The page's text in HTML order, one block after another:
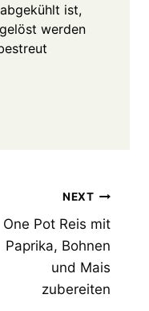
ist,
werden
NEXT
One Pot Reis mit
Paprika, Bohnen
und Mais
zubereiten